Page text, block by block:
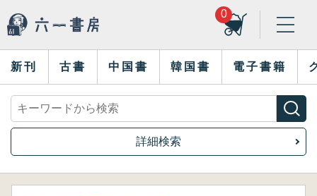
0
新刊 古書 中国書 韓国書 電子書籍
詳細検索